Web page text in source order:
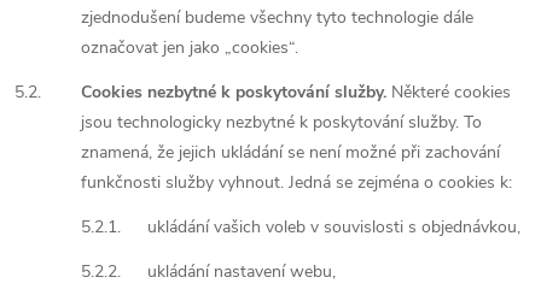
zjednodušení budeme všechny tyto technologie dále
označovat jen jako „cookies“.
5.2.
Cookies nezbytné k poskytování služby. Některé cookies
jsou technologicky nezbytné k poskytování služby. To
znamená, že jejich ukládání se není možné při zachování
funkčnosti služby vyhnout. Jedná se zejména o cookies k:
5.2.1.
ukládání vašich voleb v souvislosti s objednávkou,
5.2.2.
ukládání nastavení webu,